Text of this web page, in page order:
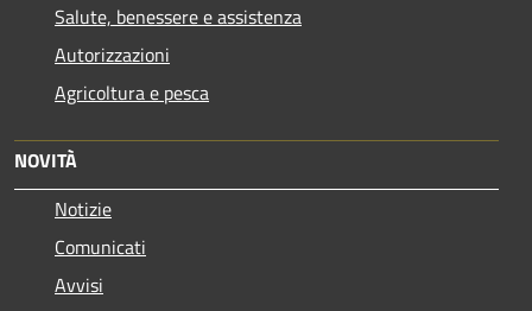
Salute, benessere e assistenza
Autorizzazioni
Agricoltura e pesca
NOVITÀ
Notizie
Comunicati
Avvisi